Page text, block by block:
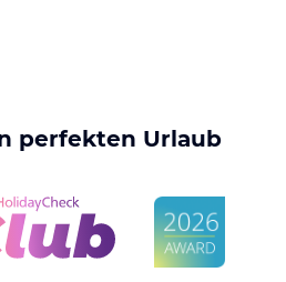
perfekten Urlaub